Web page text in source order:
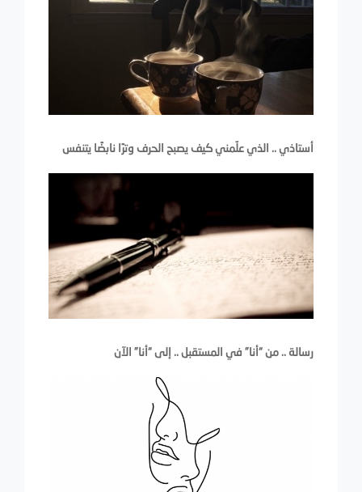
أستاذي .. الذي علّمني كيف يصبح الحرف وترًا نابضًا يتنفس
رسالة .. من “أنا” في المستقبل .. إلى “أنا” الآن